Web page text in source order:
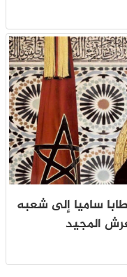
ساميا إلى شعبه
المجيد